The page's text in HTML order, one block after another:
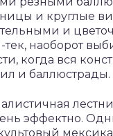
и круглые
и
наоборот
когда вся
и баллюстрады.
эффектно.